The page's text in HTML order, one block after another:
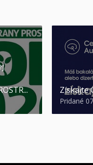
Získajte
Pridané